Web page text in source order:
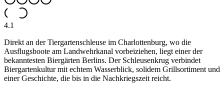
4.1
Direkt an der Tiergartenschleuse im Charlottenburg, wo die
Ausflugsboote am Landwehrkanal vorbeiziehen, liegt einer der
bekanntesten Biergärten Berlins. Der Schleusenkrug verbindet
Biergartenkultur mit echtem Wasserblick, solidem Grillsortiment und
einer Geschichte, die bis in die Nachkriegszeit reicht.